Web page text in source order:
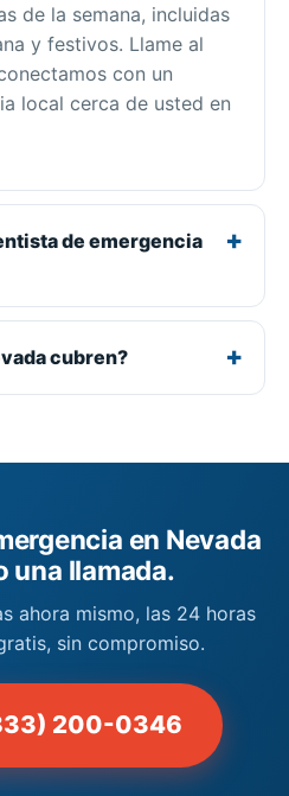
de la semana, incluidas
y festivos. Llame al
con un
local cerca de usted en
de emergencia
cubren?
en Nevada
una llamada.
ahora mismo, las 24 horas
sin compromiso.
200-0346